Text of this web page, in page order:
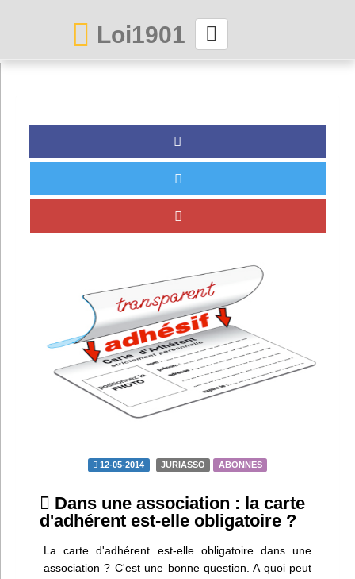
Loi1901
Abonnez-vous à LettrAsso
Menu général
ServiceAsso
VieAsso
Infos
Divers
Désabo Lettrasso
Nous contacter
12-05-2014 JURIASSO ABONNES
Dans une association : la carte
d'adhérent est-elle obligatoire ?
La carte d'adhérent est-elle obligatoire dans une
association ? C'est une bonne question. A quoi peut